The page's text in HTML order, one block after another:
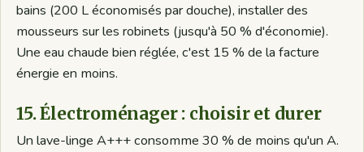
bains (200 L économisés par douche), installer des
mousseurs sur les robinets (jusqu'à 50 % d'économie).
Une eau chaude bien réglée, c'est 15 % de la facture
énergie en moins.
15. Électroménager : choisir et durer
Un lave-linge A+++ consomme 30 % de moins qu'un A.